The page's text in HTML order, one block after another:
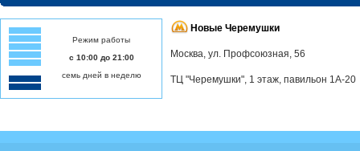
Режим работы
с 10:00 до 21:00
семь дней в неделю
Новые Черемушки
Москва, ул. Профсоюзная, 56
ТЦ "Черемушки", 1 этаж, павильон 1А-20